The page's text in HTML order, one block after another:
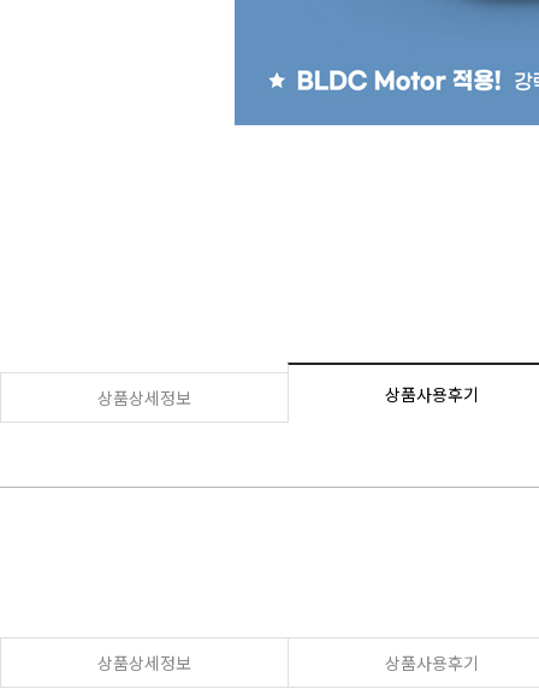
상품상세정보 상품사용후기
상품상세정보 상품사용후기